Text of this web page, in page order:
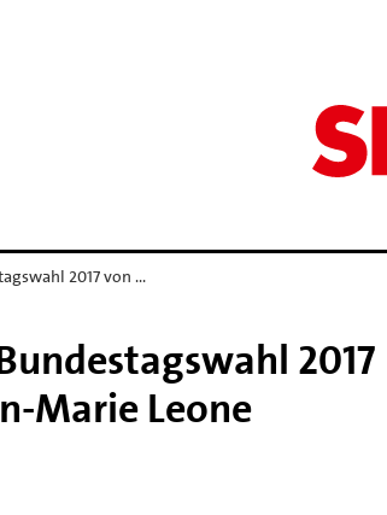
2017 von …
2017
Marie Leone